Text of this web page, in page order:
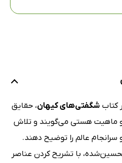
کتاب شگفتی‌های کیهان، حقایق
و ماهیت هستی می‌گویند و تلاش
سرانجام عالم را توضیح دهند.
با تشریح کردن عناصر